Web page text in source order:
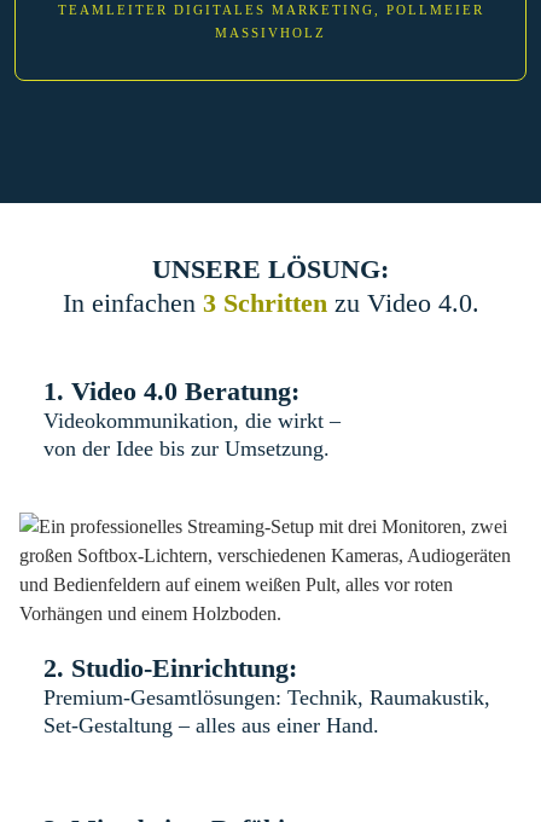
TEAMLEITER DIGITALES MARKETING, POLLMEIER
MASSIVHOLZ
UNSERE LÖSUNG:
In einfachen 3 Schritten zu Video 4.0.
1. Video 4.0 Beratung:
Videokommunikation, die wirkt –
von der Idee bis zur Umsetzung.
2. Studio-Einrichtung:
Premium-Gesamtlösungen: Technik, Raumakustik,
Set-Gestaltung – alles aus einer Hand.